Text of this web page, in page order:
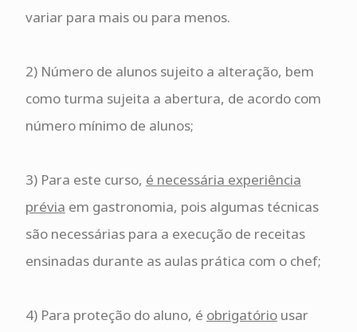
variar para mais ou para menos.
2) Número de alunos sujeito a alteração, bem
como turma sujeita a abertura, de acordo com
número mínimo de alunos;
3) Para este curso, é necessária experiência
prévia em gastronomia, pois algumas técnicas
são necessárias para a execução de receitas
ensinadas durante as aulas prática com o chef;
4) Para proteção do aluno, é obrigatóriousar